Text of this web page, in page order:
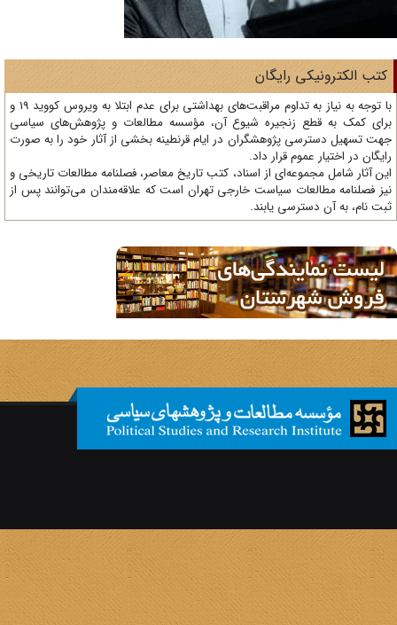
الکترونیکی رایگان
با توجه به نیاز به تداوم مراقبت‌های بهداشتی برای عدم ابتلا به ویروس کووید 19 و
کمک به قطع زنجیره شیوع آن، مؤسسه مطالعات و پژوهش‌های سیاسی
تسهیل دسترسی پژوهشگران در ایام قرنطینه بخشی از آثار خود را به صورت
در اختیار عموم قرار داد.
آثار شامل مجموعه‌ای از اسناد، کتب تاریخ معاصر، فصلنامه‌ مطالعات تاریخی و
فصلنامه مطالعات سیاست خارجی تهران است که علاقه‌مندان می‌توانند پس از
نام، به آن دسترسی یابند.